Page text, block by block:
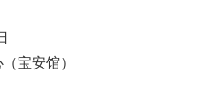
宝安馆）